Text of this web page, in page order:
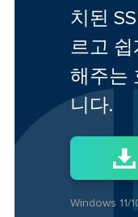
치된
르고 쉽
해주는
니다.
Windows 11/